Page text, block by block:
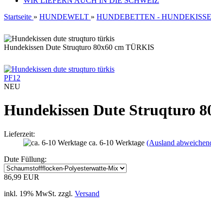
Startseite » HUNDEWELT » HUNDEBETTEN -
Hundekissen Dute Struqturo 80x60 cm TÜRKIS
PF12
NEU
Hundekissen Dute Struqturo
Lieferzeit:
ca. 6-10 Werktage (Ausland
Dute Füllung:
86,99 EUR
inkl. 19% MwSt. zzgl. Versand